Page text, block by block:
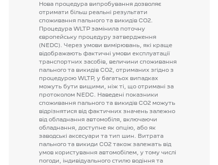
Нова процедура випробування дозволяє
отримати більш реальні результати
споживання пального та викидів CO2.
Процедура WLTP замінила поточну
європейську процедуру затвердження
(NEDC). Через умови вимірювань, які краще
відображають фактичні умови експлуатації
транспортних засобів, величини споживання
пального та викидів CO2, отриманих згідно з
процедурою WLTP, у багатьох випадках
можуть бути вищими, ніж ті, що отримані за
протоколом NEDC. Наведені показники
споживання пального та викидів CO2 можуть
відрізнятися від фактичних значень залежно
від обладнання автомобіля, включаючи
обладнання, доступне як опцію, або як
заводські аксесуари та тип шин. Витрата
пального та викиди CO2 також залежать від
умов користування автомобілем, у тому числі
погоди, індивідуального стилю водіння та